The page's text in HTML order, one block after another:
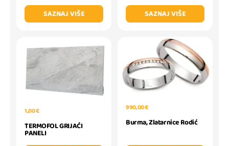
SAZNAJ VIŠE
SAZNAJ VIŠE
1,00 €
TERMOFOL GRIJAĆI
PANELI
990,00 €
Burma, Zlatarnice Rodić